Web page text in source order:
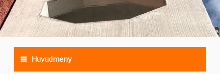
Huvudmeny